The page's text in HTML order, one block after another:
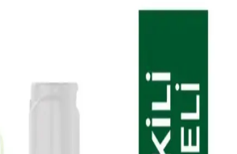
parfümsüz ve çevre dostu formülüyle
sunar.
Karma Ciltler İçin Aydınlatıcı
Seti İncelemesi
ciltler için aydınlatıcı ve yenileyici
cilt tonunu eşitler, gözenekleri
kazandırır. Düzenli kullanımda gözle görülür